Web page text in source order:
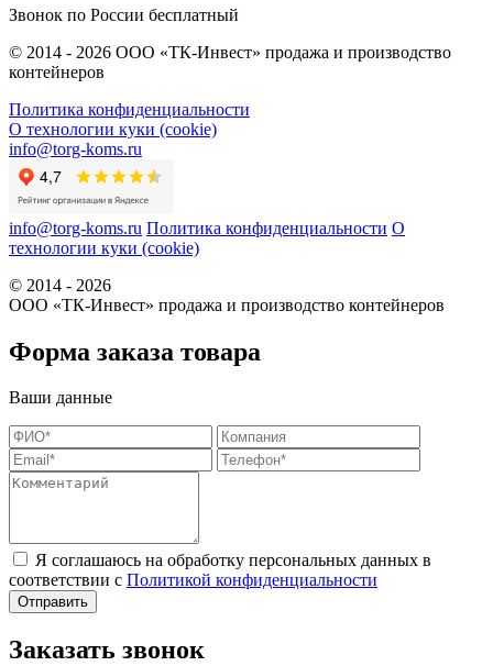
Звонок по России бесплатный
© 2014 - 2026 ООО «ТК-Инвест» продажа и производство
контейнеров
Политика конфиденциальности
О технологии куки (cookie)
info@torg-koms.ru
info@torg-koms.ru Политика конфиденциальности О
технологии куки (cookie)
© 2014 - 2026
ООО «ТК-Инвест» продажа и производство контейнеров
Форма заказа товара
Ваши данные
Я соглашаюсь на обработку персональных данных в
соответствии с Политикой конфиденциальности
Заказать звонок